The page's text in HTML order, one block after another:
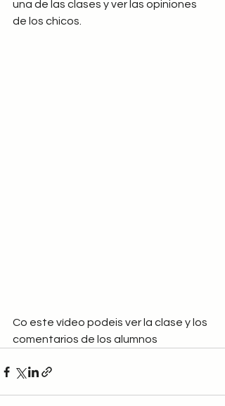
una de las clases y ver las opiniones
de los chicos.
Co este vídeo podeis ver la clase y los
comentarios de los alumnos